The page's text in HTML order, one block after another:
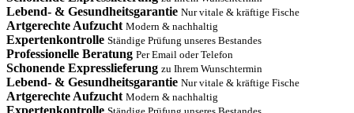
Lebend- & Gesundheitsgarantie Nur vitale & kräftige Fische
Artgerechte Aufzucht Modern & nachhaltig
Expertenkontrolle Ständige Prüfung unseres Bestandes
Professionelle Beratung Per Email oder Telefon
Schonende Expresslieferung zu Ihrem Wunschtermin
Lebend- & Gesundheitsgarantie Nur vitale & kräftige Fische
Artgerechte Aufzucht Modern & nachhaltig